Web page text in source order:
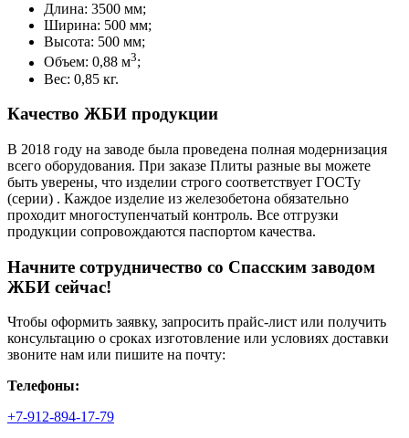
Длина: 3500 мм;
Ширина: 500 мм;
Высота: 500 мм;
Объем: 0,88 м3;
Вес: 0,85 кг.
Качество ЖБИ продукции
В 2018 году на заводе была проведена полная модернизация
всего оборудования. При заказе Плиты разные вы можете
быть уверены, что изделии строго соответствует ГОСТу
(серии) . Каждое изделие из железобетона обязательно
проходит многоступенчатый контроль. Все отгрузки
продукции сопровождаются паспортом качества.
Начните сотрудничество со Cпасским заводом
ЖБИ сейчас!
Чтобы оформить заявку, запросить прайс-лист или получить
консультацию о сроках изготовление или условиях доставки
звоните нам или пишите на почту:
Телефоны:
+7-912-894-17-79